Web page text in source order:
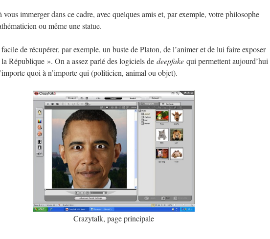
vous immerger dans ce cadre, avec quelques amis et, par exemple, votre philosophe
ou même une statue.
de récupérer, par exemple, un buste de Platon, de l’animer et de lui faire exposer
République ». On a assez parlé des logiciels de deepfake qui permettent aujourd’hui
quoi à n’importe qui (politicien, animal ou objet).
Crazytalk, page principale